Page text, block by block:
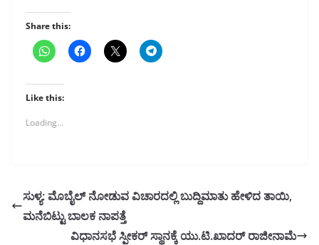
Share this:
Like this:
Loading...
ಸುಳ್ಯ: ಮೊಬೈಲ್ ನೋಡುವ ವಿಚಾರದಲ್ಲಿ ಬುದ್ದಿಮಾತು ಹೇಳಿದ ತಾಯಿ,
ಮನೆಬಿಟ್ಟು ಬಾಲಕ ನಾಪತ್ತೆ
ವಿಧಾನಸಭೆ ಸ್ಪೀಕರ್ ಸ್ಥಾನಕ್ಕೆ ಯು.ಟಿ.ಖಾದರ್ ರಾಜೀನಾಮೆ